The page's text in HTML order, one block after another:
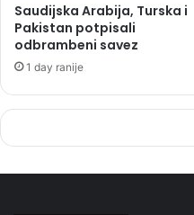
Saudijska Arabija, Turska i
Pakistan potpisali
odbrambeni savez
1 day ranije